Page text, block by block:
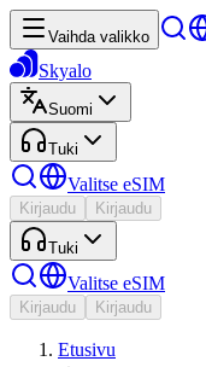
Vaihda valikko
Skyalo
Suomi
Tuki
Valitse eSIM
Kirjaudu Kirjaudu
Tuki
Valitse eSIM
Kirjaudu Kirjaudu
Etusivu